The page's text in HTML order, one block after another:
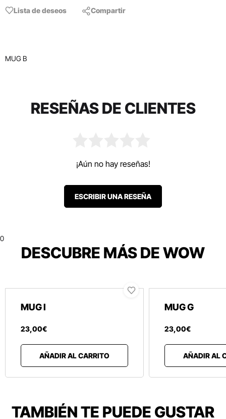
Lista de deseos Compartir
MUG B
RESEÑAS DE CLIENTES
¡Aún no hay reseñas!
ESCRIBIR UNA RESEÑA
0
DESCUBRE MÁS DE WOW
MUG I
23,00€
AÑADIR AL CARRITO
MUG G
23,00€
AÑADIR AL
TAMBIÉN TE PUEDE GUSTAR